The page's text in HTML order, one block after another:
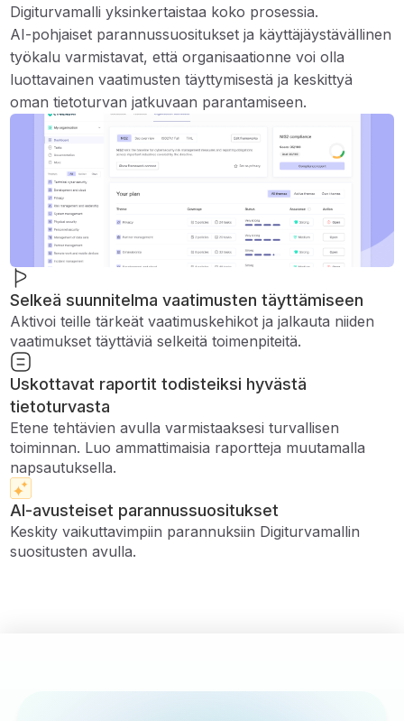
Digiturvamalli yksinkertaistaa koko prosessia.
AI-pohjaiset parannussuositukset ja käyttäjäystävällinen
työkalu varmistavat, että organisaationne voi olla
luottavainen vaatimusten täyttymisestä ja keskittyä
oman tietoturvan jatkuvaan parantamiseen.
Selkeä suunnitelma vaatimusten täyttämiseen
Aktivoi teille tärkeät vaatimuskehikot ja jalkauta niiden
vaatimukset täyttäviä selkeitä toimenpiteitä.
Uskottavat raportit todisteiksi hyvästä
tietoturvasta
Etene tehtävien avulla varmistaaksesi turvallisen
toiminnan. Luo ammattimaisia ​​raportteja muutamalla
napsautuksella.
AI-avusteiset parannussuositukset
Keskity vaikuttavimpiin parannuksiin Digiturvamallin
suositusten avulla.